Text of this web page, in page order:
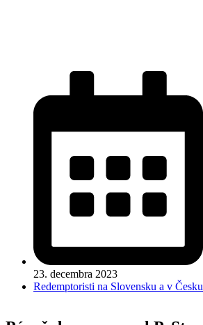
23. decembra 2023
Redemptoristi na Slovensku a v Česku